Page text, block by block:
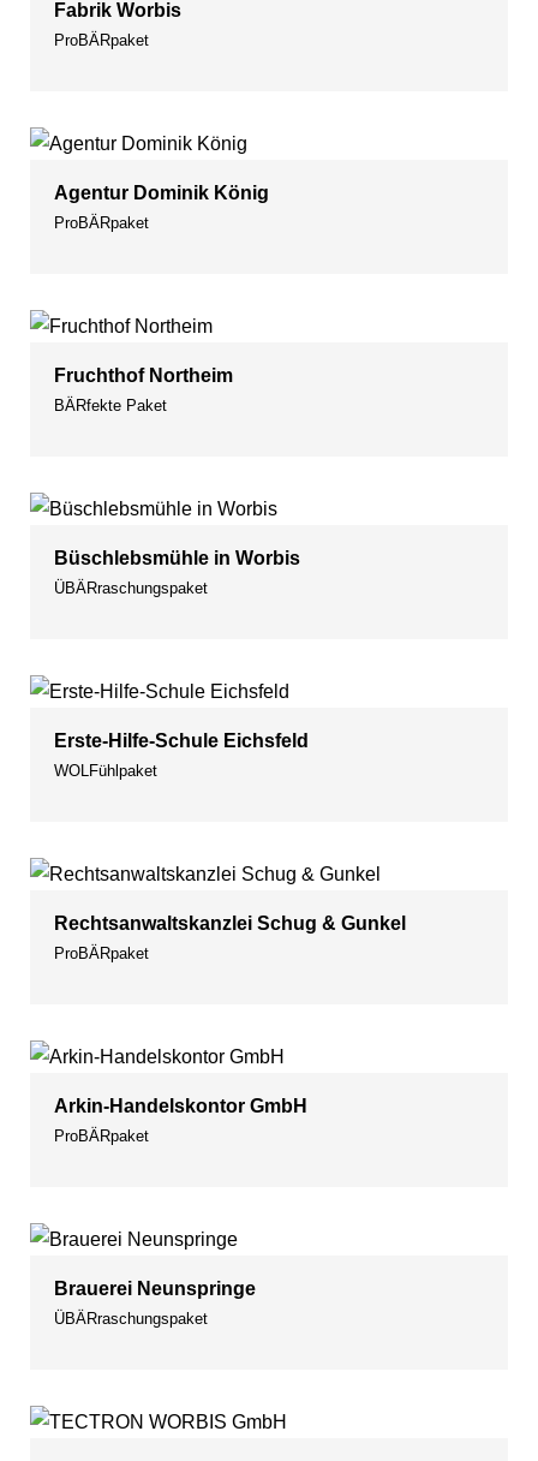
Fabrik Worbis
ProBÄRpaket
Agentur Dominik König
ProBÄRpaket
Fruchthof Northeim
BÄRfekte Paket
Büschlebsmühle in Worbis
ÜBÄRraschungspaket
Erste-Hilfe-Schule Eichsfeld
WOLFühlpaket
Rechtsanwaltskanzlei Schug & Gunkel
ProBÄRpaket
Arkin-Handelskontor GmbH
ProBÄRpaket
Brauerei Neunspringe
ÜBÄRraschungspaket